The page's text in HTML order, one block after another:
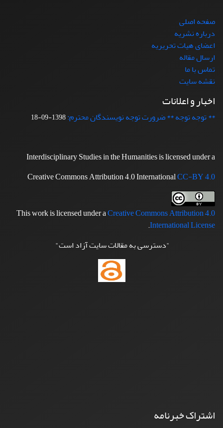
صفحه اصلی
درباره نشریه
اعضای هیات تحریریه
ارسال مقاله
تماس با ما
نقشه سایت
اخبار و اعلانات
** توجه توجه ** ضرورت توجه نویسندگان محترم:1398-09-18
Interdisciplinary Studies in the Humanities is licensed under a
Creative Commons Attribution 4.0 InternationalCC-BY 4.0
This work is licensed under aCreative Commons Attribution 4.0
International License
.
"دسترسی به مقالات سایت آزاد است"
اشتراک خبرنامه